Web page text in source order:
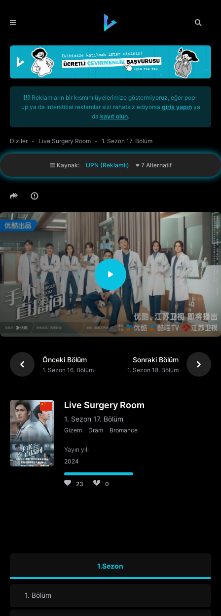
[!] Reklamların bir kısmını üyelerimize göstermiyoruz, eğer pop-
up ya da interstitial reklamlar sizi rahatsız ediyorsa giriş yapınya
da kayıt olun.
Diziler Live Surgery Room 1. Sezon 17. Bölüm
Kaynak: UPN (Reklamlı) 7 Alternatif
Önceki Bölüm
1. Sezon 16. Bölüm
Sonraki Bölüm
1. Sezon 18. Bölüm
Live Surgery Room
1. Sezon 17. Bölüm
Gizem Dram Bromance
Yayın yılı
2024
23 0
1.Sezon
1. Bölüm